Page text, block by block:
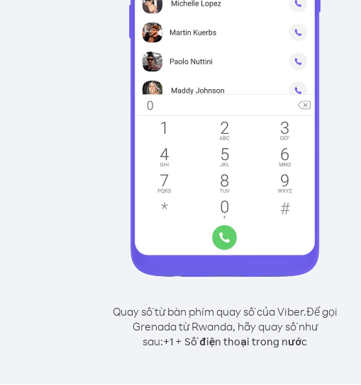
Quay số từ bàn phím quay số của Viber.Để gọi
Grenada từ Rwanda, hãy quay số như
sau:+1 + Số điện thoại trong nước